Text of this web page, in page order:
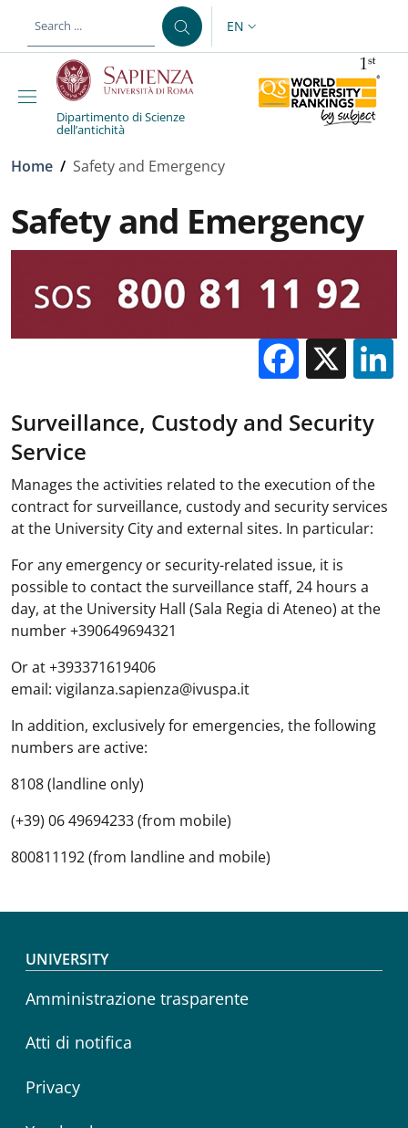
LANGUAGE SWITCHER:
EN
Dipartimento di Scienze
dell’antichità
Breadcrumb
Home / Safety and Emergency
Safety and Emergency
X
Surveillance, Custody and Security
Service
Manages the activities related to the execution of the
contract for surveillance, custody and security services
at the University City and external sites. In particular:
For any emergency or security-related issue, it is
possible to contact the surveillance staff, 24 hours a
day, at the University Hall (Sala Regia di Ateneo) at the
number +390649694321
Or at +393371619406
email: vigilanza.sapienza@ivuspa.it
In addition, exclusively for emergencies, the following
numbers are active:
8108 (landline only)
(+39) 06 49694233 (from mobile)
800811192 (from landline and mobile)
Footer menu
UNIVERSITY
Amministrazione trasparente
Atti di notifica
Privacy